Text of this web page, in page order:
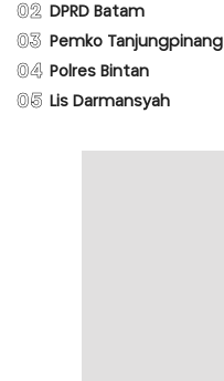
02 DPRD Batam
03 Pemko Tanjungpinang
04 Polres Bintan
05 Lis Darmansyah